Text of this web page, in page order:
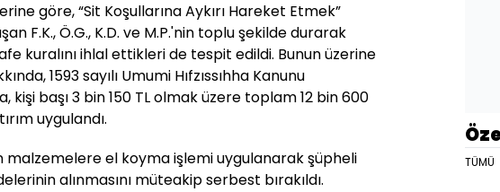
göre, “Sit Koşullarına Aykırı Hareket Etmek”
F.K., Ö.G., K.D. ve M.P.'nin toplu şekilde durarak
kuralını ihlal ettikleri de tespit edildi. Bunun üzerine
1593 sayılı Umumi Hıfzıssıhha Kanunu
kişi başı 3 bin 150 TL olmak üzere toplam 12 bin 600
uygulandı.
malzemelere el koyma işlemi uygulanarak şüpheli
alınmasını müteakip serbest bırakıldı.
TÜMÜ